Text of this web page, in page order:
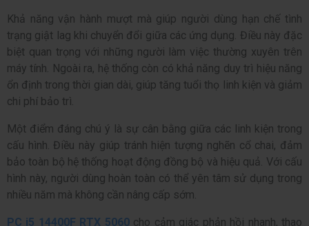
Khả năng vận hành mượt mà giúp người dùng hạn chế tình
trạng giật lag khi chuyển đổi giữa các ứng dụng. Điều này đặc
biệt quan trọng với những người làm việc thường xuyên trên
máy tính. Ngoài ra, hệ thống còn có khả năng duy trì hiệu năng
ổn định trong thời gian dài, giúp tăng tuổi thọ linh kiện và giảm
chi phí bảo trì.
Một điểm đáng chú ý là sự cân bằng giữa các linh kiện trong
cấu hình. Điều này giúp tránh hiện tượng nghẽn cổ chai, đảm
bảo toàn bộ hệ thống hoạt động đồng bộ và hiệu quả. Với cấu
hình này, người dùng hoàn toàn có thể yên tâm sử dụng trong
nhiều năm mà không cần nâng cấp sớm.
PC i5 14400F RTX 5060cho cảm giác phản hồi nhanh, thao